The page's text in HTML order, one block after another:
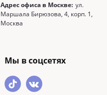
Адрес офиса в Москве: ул.
Маршала Бирюзова, 4, корп. 1,
Москва
Мы в соцсетях